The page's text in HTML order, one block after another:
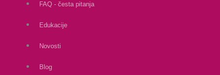
FAQ - česta pitanja
Edukacije
Novosti
Blog